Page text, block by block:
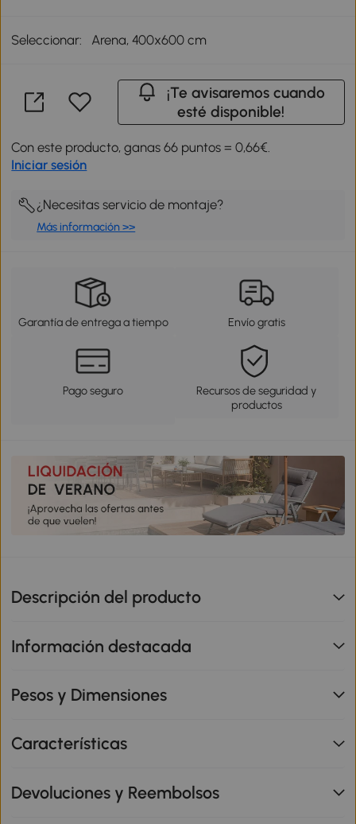
Seleccionar: Arena, 400x600 cm
¡Te avisaremos cuando
esté disponible!
Con este producto, ganas 66 puntos = 0,66€.
Iniciar sesión
¿Necesitas servicio de montaje?
Más información >>
Garantía de entrega a tiempo Envío gratis
Pago seguro
Recursos de seguridad y
productos
Descripción del producto
Información destacada
Pesos y Dimensiones
Características
Devoluciones y Reembolsos